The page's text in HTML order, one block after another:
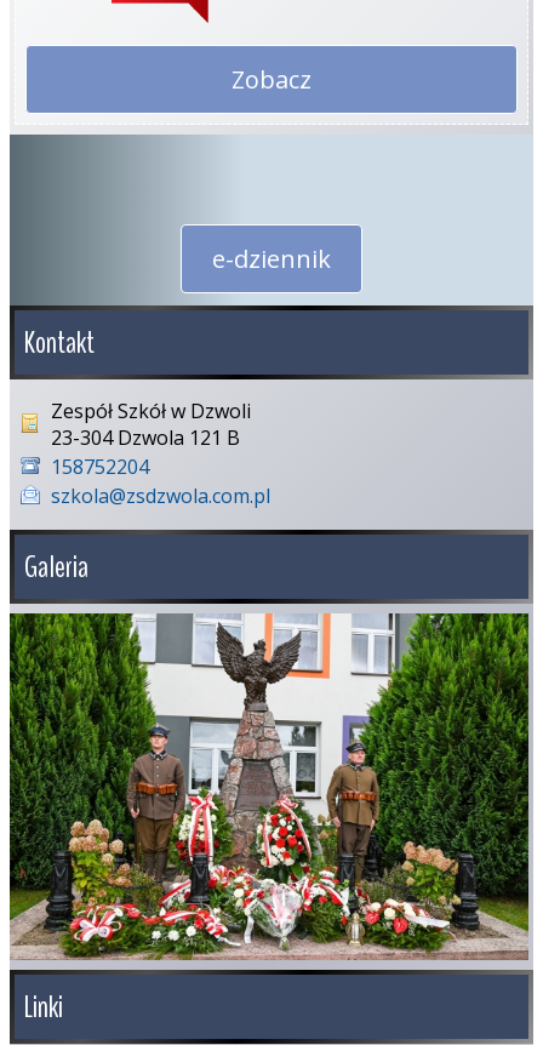
Zobacz
e-dziennik
Kontakt
Zespół Szkół w Dzwoli
23-304 Dzwola 121 B
158752204
szkola@zsdzwola.com.pl
Galeria
Linki